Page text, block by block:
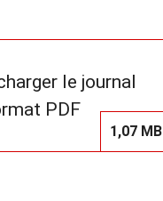
le journal
PDF
1,07 MB